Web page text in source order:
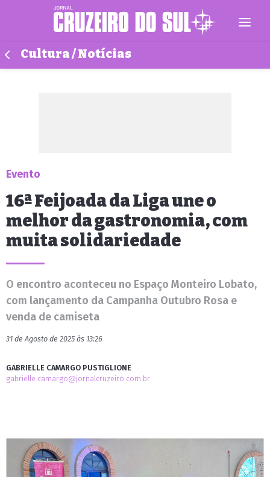
Cultura / Notícias
Evento
16ª Feijoada da Liga une o
melhor da gastronomia, com
muita solidariedade
O encontro aconteceu no Espaço Monteiro Lobato,
com lançamento da Campanha Outubro Rosa e
venda de camiseta
31 de Agosto de 2025 às 13:26
GABRIELLE CAMARGO PUSTIGLIONE
gabrielle.camargo@jornalcruzeiro.com.br